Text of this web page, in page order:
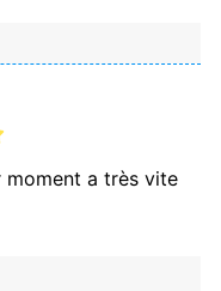
moment a très vite